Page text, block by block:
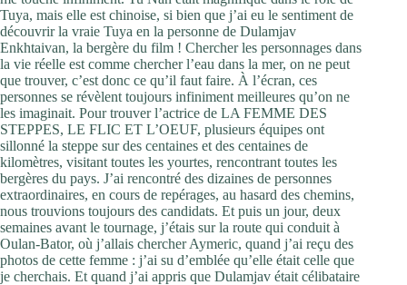
Tuya, mais elle est chinoise, si bien que j’ai eu le sentiment de
découvrir la vraie Tuya en la personne de Dulamjav
Enkhtaivan, la bergère du film ! Chercher les personnages dans
la vie réelle est comme chercher l’eau dans la mer, on ne peut
que trouver, c’est donc ce qu’il faut faire. À l’écran, ces
personnes se révèlent toujours infiniment meilleures qu’on ne
les imaginait. Pour trouver l’actrice de LA FEMME DES
STEPPES, LE FLIC ET L’OEUF, plusieurs équipes ont
sillonné la steppe sur des centaines et des centaines de
kilomètres, visitant toutes les yourtes, rencontrant toutes les
bergères du pays. J’ai rencontré des dizaines de personnes
extraordinaires, en cours de repérages, au hasard des chemins,
nous trouvions toujours des candidats. Et puis un jour, deux
semaines avant le tournage, j’étais sur la route qui conduit à
Oulan-Bator, où j’allais chercher Aymeric, quand j’ai reçu des
photos de cette femme : j’ai su d’emblée qu’elle était celle que
je cherchais. Et quand j’ai appris que Dulamjav était célibataire